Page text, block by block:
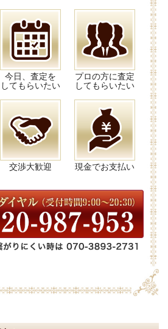
今日、査定を
してもらいたい
プロの方に査定
してもらいたい
交渉大歓迎 現金でお支払い